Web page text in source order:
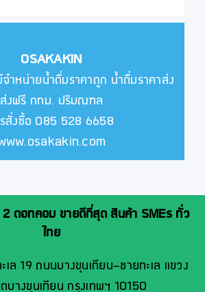
OSAKAKIN
ำหน่ายน้ำดื่มราคาถูก น้ำดื่มราคาส่ง
ส่งฟรี กทม. ปริมณฑล
รสั่งซื้อ 085 528 6658
2 ดอทคอม ขายดีที่สุด สินค้า SMEs ทั่ว
ไทย
ล 19 ถนนบางขุนเทียน-ชายทะเล แขวง
ตบางขุนเทียน กรุงเทพฯ 10150